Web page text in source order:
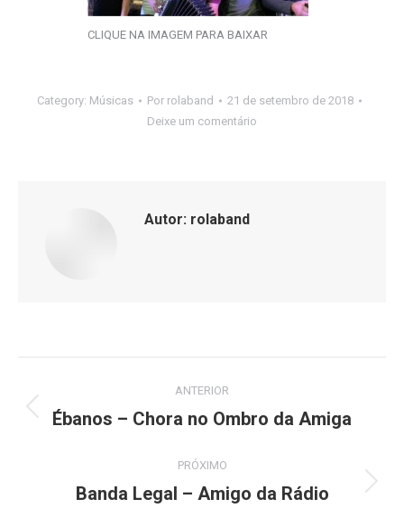
CLIQUE NA IMAGEM PARA BAIXAR
Category: Músicas Por rolaband
21 de setembro de 2018
Deixe um comentário
Autor: rolaband
de
ANTERIOR
Post
Ébanos – Chora no Ombro da Amiga
PRÓXIMO
Próximo
Banda Legal – Amigo da Rádio